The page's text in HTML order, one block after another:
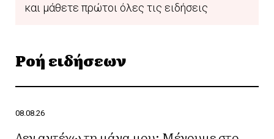
και μάθετε πρώτοι όλες τις ειδήσεις
Ροή ειδήσεων
08.08.26